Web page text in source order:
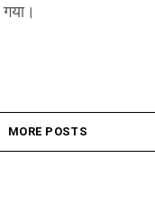
MORE POSTS